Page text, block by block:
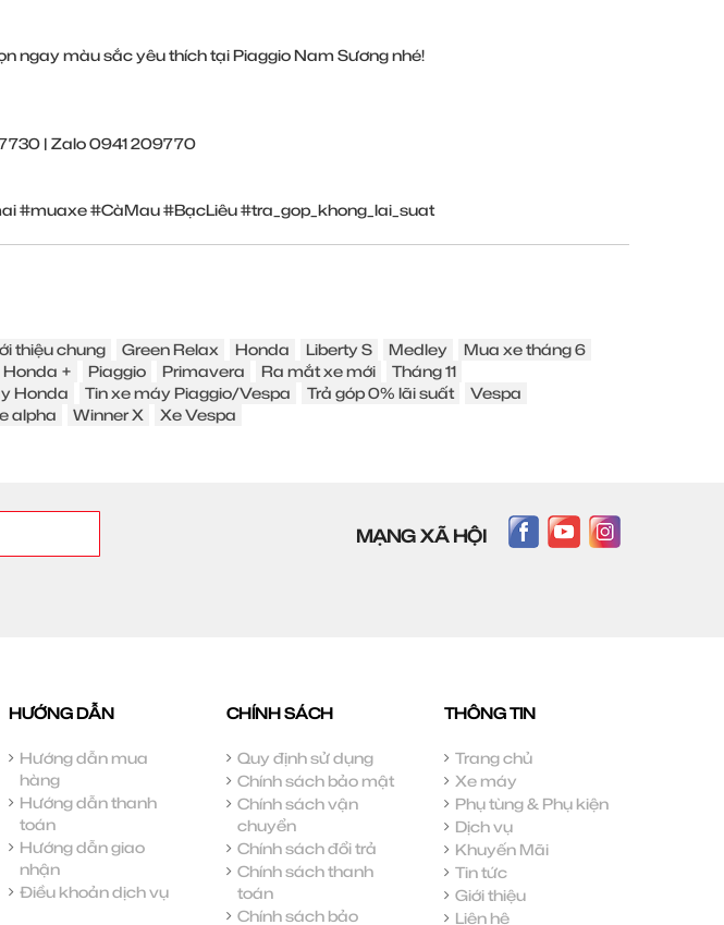
ngay màu sắc yêu thích tại Piaggio Nam Sương nhé!
| Zalo 0941 209770
#muaxe #CàMau #BạcLiêu #tra_gop_khong_lai_suat
thiệu chung Green Relax Honda Liberty S Medley
Mua xe tháng 6
+ Piaggio Primavera Ra mắt xe mới
Tháng 11
Honda Tin xe máy Piaggio/Vespa Trả góp 0% lãi suất
Vespa
alpha Winner X Xe Vespa
MẠNG XÃ HỘI
HƯỚNG DẪN
Hướng dẫn mua
hàng
Hướng dẫn thanh
toán
Hướng dẫn giao
nhận
Điều khoản dịch vụ
CHÍNH SÁCH
Quy định sử dụng
Chính sách bảo mật
Chính sách vận
chuyển
Chính sách đổi trả
Chính sách thanh
toán
Chính sách bảo
THÔNG TIN
Trang chủ
Xe máy
Phụ tùng & Phụ kiện
Dịch vụ
Khuyến Mãi
Tin tức
Giới thiệu
Liên hệ